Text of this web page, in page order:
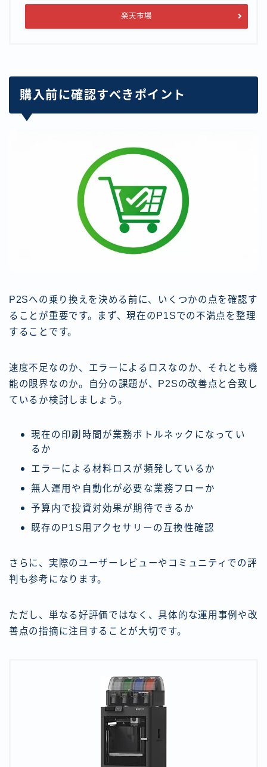
楽天市場
購入前に確認すべきポイント
P2Sへの乗り換えを決める前に、いくつかの点を確認す
ることが重要です。まず、現在のP1Sでの不満点を整理
することです。
速度不足なのか、エラーによるロスなのか、それとも機
能の限界なのか。自分の課題が、P2Sの改善点と合致し
ているか検討しましょう。
現在の印刷時間が業務ボトルネックになってい
るか
エラーによる材料ロスが頻発しているか
無人運用や自動化が必要な業務フローか
予算内で投資対効果が期待できるか
既存のP1S用アクセサリーの互換性確認
さらに、実際のユーザーレビューやコミュニティでの評
判も参考になります。
ただし、単なる好評価ではなく、具体的な運用事例や改
善点の指摘に注目することが大切です。